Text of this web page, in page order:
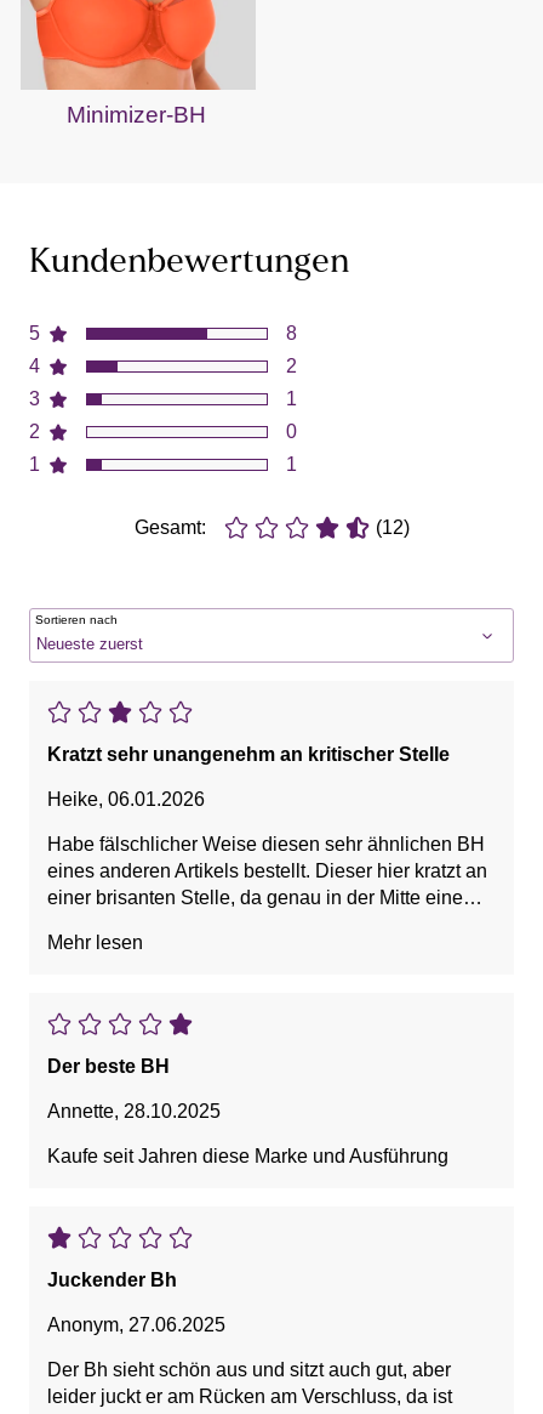
Minimizer-BH
Kundenbewertungen
5
4
3
2
1
8
2
1
0
1
Gesamt: (12)
Sortieren nach
Kratzt sehr unangenehm an kritischer Stelle
Heike, 06.01.2026
Habe fälschlicher Weise diesen sehr ähnlichen BH
eines anderen Artikels bestellt. Dieser hier kratzt an
einer brisanten Stelle, da genau in der Mitte eine
identische BH hat diese extra Naht jedoch nicht.
Mehr lesen
Der beste BH
Annette, 28.10.2025
Kaufe seit Jahren diese Marke und Ausführung
Juckender Bh
Anonym, 27.06.2025
Der Bh sieht schön aus und sitzt auch gut, aber
leider juckt er am Rücken am Verschluss, da ist